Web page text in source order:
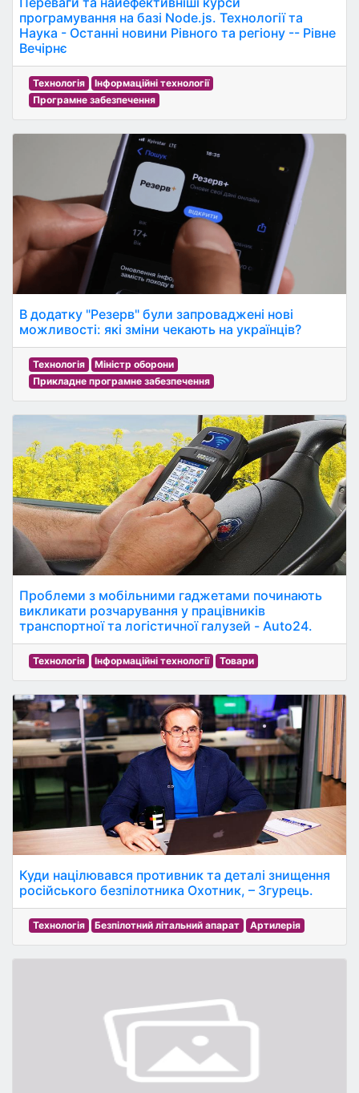
програмування на базі Node.js. Технології та
Наука - Останні новини Рівного та регіону -- Рівне
Вечірнє
Технологія
Інформаційні технології
Програмне забезпечення
В додатку "Резерв" були запроваджені нові
можливості: які зміни чекають на українців?
Технологія
Міністр оборони
Прикладне програмне забезпечення
Проблеми з мобільними гаджетами починають
викликати розчарування у працівників
транспортної та логістичної галузей - Auto24.
Технологія Інформаційні технології Товари
Куди націлювався противник та деталі знищення
російського безпілотника Охотник, – Згурець.
Технологія Безпілотний літальний апарат Артилерія